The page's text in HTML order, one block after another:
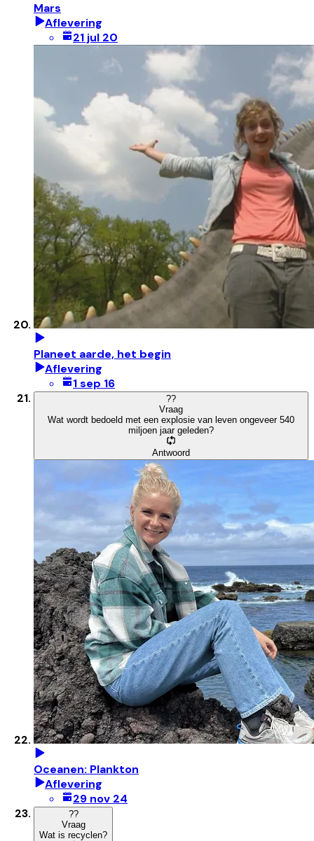
Mars
Aflevering
21 jul 20
Planeet aarde, het begin
Aflevering
1 sep 16
??
Vraag
Wat wordt bedoeld met een explosie van leven ongeveer 540
miljoen jaar geleden?
Antwoord
Oceanen: Plankton
Aflevering
29 nov 24
??
Vraag
Wat is recyclen?